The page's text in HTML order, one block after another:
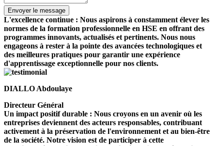
L'excellence continue : Nous aspirons à constamment élever les
normes de la formation professionnelle en HSE en offrant des
programmes innovants, actualisés et pertinents. Nous nous
engageons à rester à la pointe des avancées technologiques et
des meilleures pratiques pour garantir une expérience
d'apprentissage exceptionnelle pour nos clients.
DIALLO Abdoulaye
Directeur Général
Un impact positif durable : Nous croyons en un avenir où les
entreprises deviennent des acteurs responsables, contribuant
activement à la préservation de l'environnement et au bien-être
de la société. Notre vision est de participer à cette